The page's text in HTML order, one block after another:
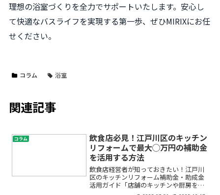
理想の浴室づくりを全力でサポートいたします。安心し
て快適なバスライフを実現する第一歩、ぜひMIRIXにお任
せください。
コラム 浴室
関連記事
コラム
飲食店必見！江戸川区のキッチン
リフォームで最大◯万円の補助金
を活用する方法
飲食店経営者が知っておきたい！江戸川
区のキッチンリフォーム補助金・助成金
活用ガイド「店舗のキッチンや厨房をリ
フォームしたいけれど、費用が不安…」